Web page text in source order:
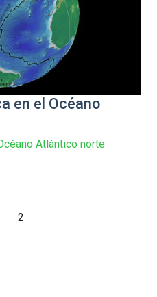
en el Océano
Atlántico norte
2